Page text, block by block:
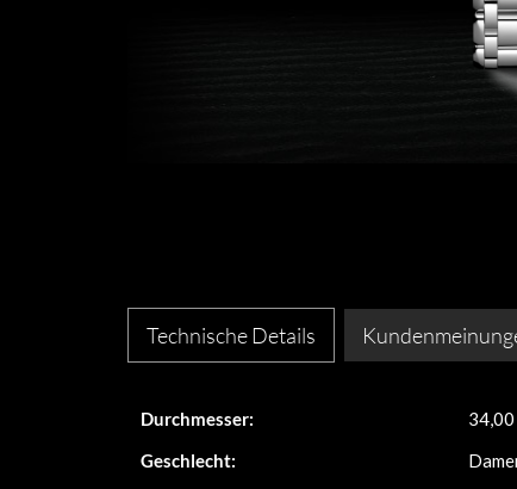
Technische Details
Durchmesser:
34,00
Geschlecht: